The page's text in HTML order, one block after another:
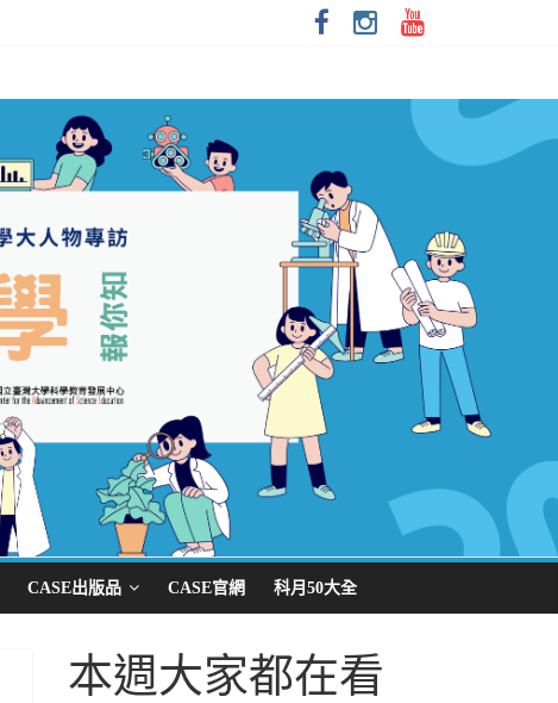
CASE出版品 CASE官網 科月50大全
本週大家都在看